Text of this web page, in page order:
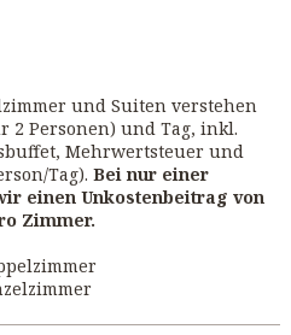
und Suiten verstehen
2 Personen) und Tag, inkl.
Mehrwertsteuer und
Tag).Bei nur einer
einen Unkostenbeitrag von
Zimmer.